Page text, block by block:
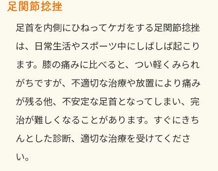
足関節捻挫
足首を内側にひねってケガをする足関節捻挫
は、日常生活やスポーツ中にしばしば起こり
ます。膝の痛みに比べると、つい軽くみられ
がちですが、不適切な治療や放置により痛み
が残る他、不安定な足首となってしまい、完
治が難しくなることがあります。すぐにきち
んとした診断、適切な治療を受けてくださ
い。